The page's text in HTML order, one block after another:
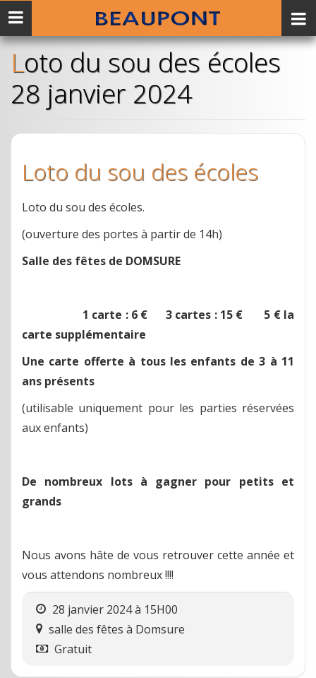
Loto du sou des écoles
28 janvier 2024
Loto du sou des écoles
Loto du sou des écoles.
(ouverture des portes à partir de 14h)
Salle des fêtes de DOMSURE
1 carte : 6 € 3 cartes : 15 € 5 € la
carte supplémentaire
Une carte offerte à tous les enfants de 3 à 11
ans présents
(utilisable uniquement pour les parties réservées
aux enfants)
De nombreux lots à gagner pour petits et
grands
Nous avons hâte de vous retrouver cette année et
vous attendons nombreux !!!!
28 janvier 2024 à 15H00
salle des fêtes à Domsure
Gratuit
Menu
mobile